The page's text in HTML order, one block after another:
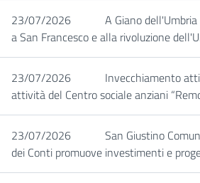
23/07/2026
A Giano
a San Francesco e alla rivoluzione
23/07/2026
Invecchiamento
attività del Centro sociale anziani
23/07/2026
San Giustino
dei Conti promuove investimenti e